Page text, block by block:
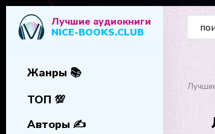
Лучшие аудиокниги
NICE-BOOKS.CLUB
Жанры 📚
ТОП 💯
Авторы ✍️